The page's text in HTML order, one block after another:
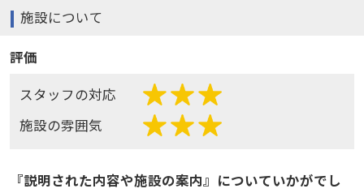
施設について
評価
スタッフの対応
施設の雰囲気
『説明された内容や施設の案内』についていかがでし